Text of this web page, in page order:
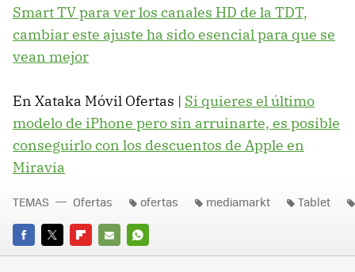
Smart TV para ver los canales HD de la TDT,
cambiar este ajuste ha sido esencial para que se
vean mejor
En Xataka Móvil Ofertas | Si quieres el último
modelo de iPhone pero sin arruinarte, es posible
conseguirlo con los descuentos de Apple en
Miravia
FACEBOOK
TWITTERFLIPBOARD
E-
WHATSAPP
TEMAS Ofertas ofertas mediamarkt Tablet